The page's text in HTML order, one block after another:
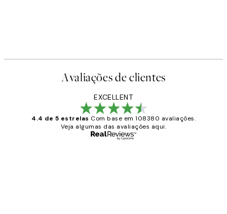
Avaliações de clientes
EXCELLENT
4.4 de 5 estrelas Com base em 108380 avaliações.
Veja algumas das avaliações aqui.